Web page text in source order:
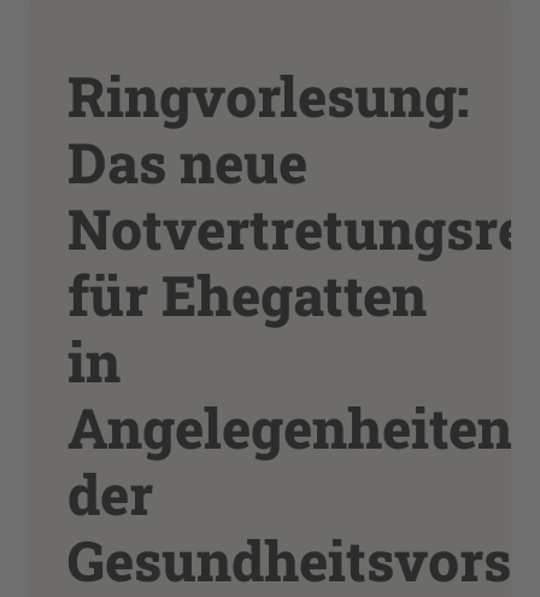
Ringvorlesung:
Das neue
für Ehegatten
in
Angelegenheiten
der